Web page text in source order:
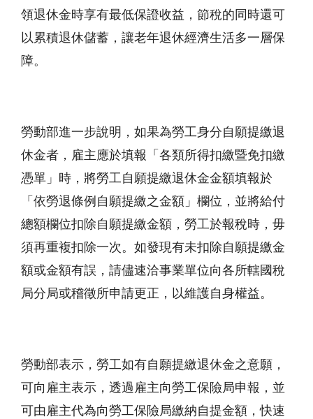
領退休金時享有最低保證收益，節稅的同時還可
以累積退休儲蓄，讓老年退休經濟生活多一層保
障。
勞動部進一步說明，如果為勞工身分自願提繳退
休金者，雇主應於填報「各類所得扣繳暨免扣繳
憑單」時，將勞工自願提繳退休金金額填報於
「依勞退條例自願提繳之金額」欄位，並將給付
總額欄位扣除自願提繳金額，勞工於報稅時，毋
須再重複扣除一次。如發現有未扣除自願提繳金
額或金額有誤，請儘速洽事業單位向各所轄國稅
局分局或稽徵所申請更正，以維護自身權益。
勞動部表示，勞工如有自願提繳退休金之意願，
可向雇主表示，透過雇主向勞工保險局申報，並
可由雇主代為向勞工保險局繳納自提金額，快速